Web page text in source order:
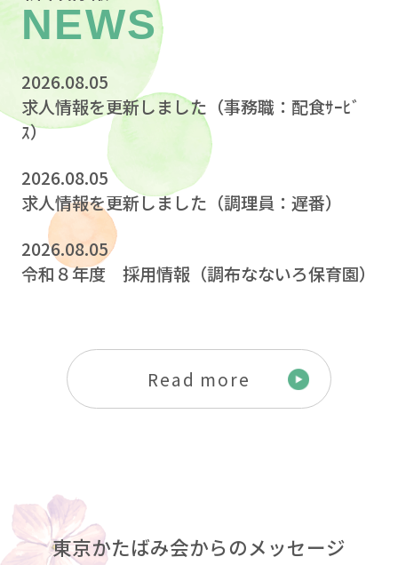
NEWS
2026.08.05
求人情報を更新しました（事務職：配食ｻｰﾋﾞ
ｽ）
2026.08.05
求人情報を更新しました（調理員：遅番）
2026.08.05
令和８年度 採用情報（調布なないろ保育園）
Read more
東京かたばみ会からのメッセージ